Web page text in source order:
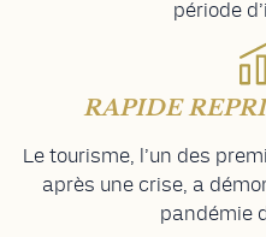
période
RAPIDE
Le tourisme, l’un des
après une crise, a
pandémie